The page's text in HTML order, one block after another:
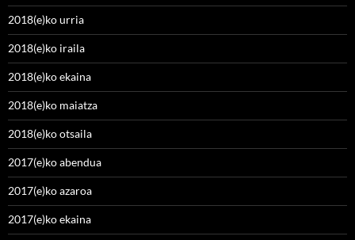
2018(e)ko urria
2018(e)ko iraila
2018(e)ko ekaina
2018(e)ko maiatza
2018(e)ko otsaila
2017(e)ko abendua
2017(e)ko azaroa
2017(e)ko ekaina